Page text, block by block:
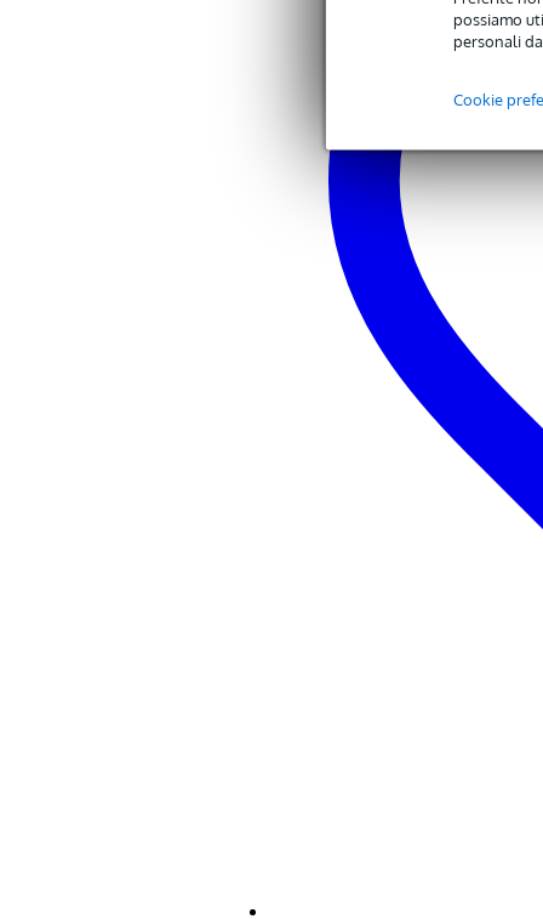
possiamo
personali
Cookie
(imballaggio incluso)